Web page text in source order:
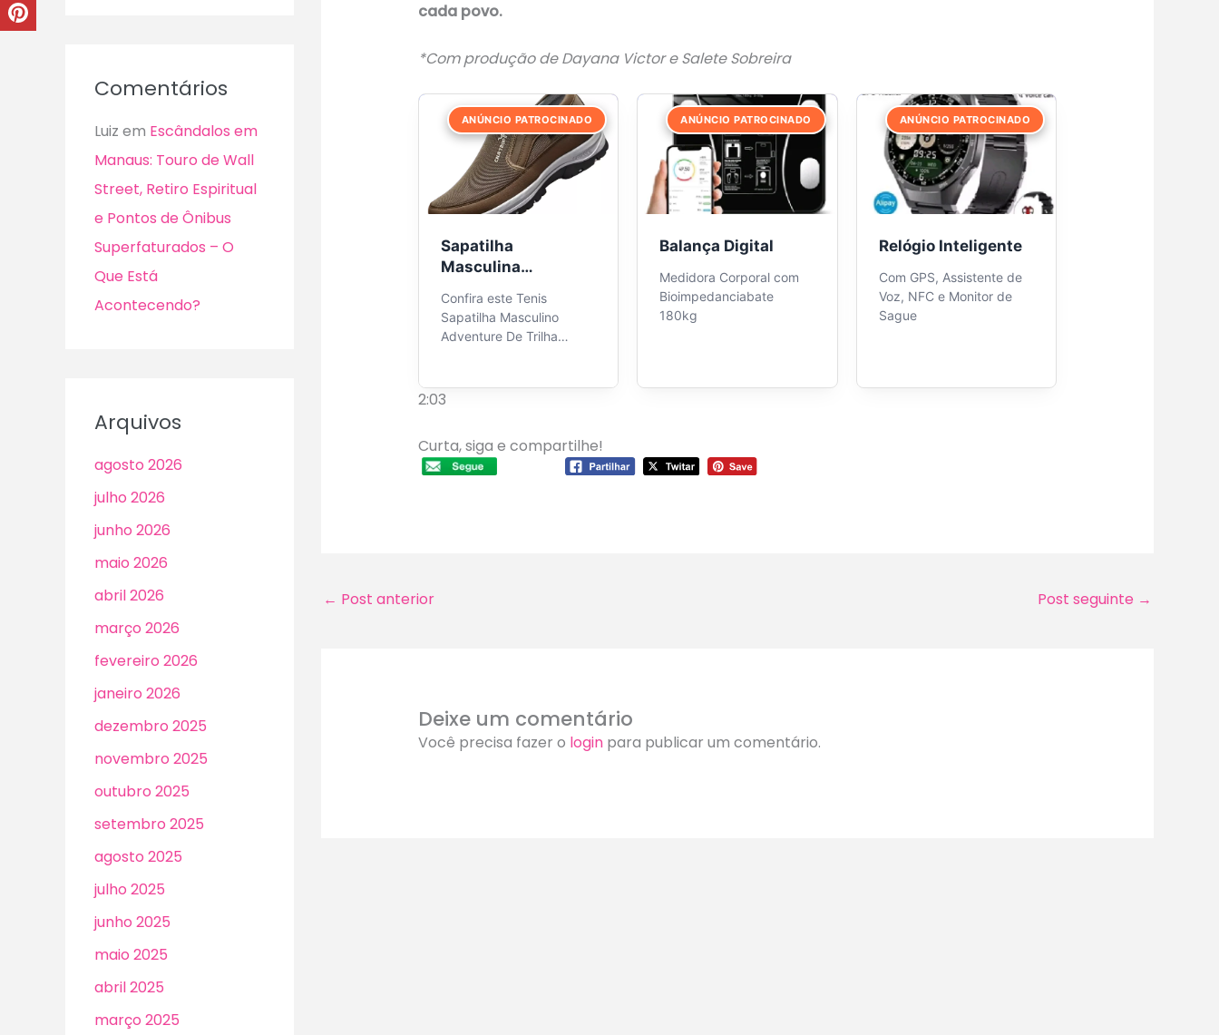
Comentários
Luiz em Escândalos em
Manaus: Touro de Wall
Street, Retiro Espiritual
e Pontos de Ônibus
Superfaturados – O
Que Está
Acontecendo?
Arquivos
agosto 2026
julho 2026
junho 2026
maio 2026
abril 2026
março 2026
fevereiro 2026
janeiro 2026
dezembro 2025
novembro 2025
outubro 2025
setembro 2025
agosto 2025
julho 2025
junho 2025
maio 2025
abril 2025
março 2025
cada povo.
*Com produção de Dayana Victor e Salete Sobreira
ANÚNCIO PATROCINADO
Sapatilha
Masculina
Confira este Tenis
Sapatilha Masculino
Adventure De Trilha
obtenha-o no Kwai agora!
ANÚNCIO PATROCINADO
Balança Digital
Medidora Corporal com
Bioimpedanciabate
180kg
ANÚNCIO PATROCINADO
Relógio Inteligente
Com GPS, Assistente de
Voz, NFC e Monitor de
Sague
2:03
Curta, siga e compartilhe!
← Post anterior Post seguinte →
Deixe um comentário
Você precisa fazer o login para publicar um comentário.